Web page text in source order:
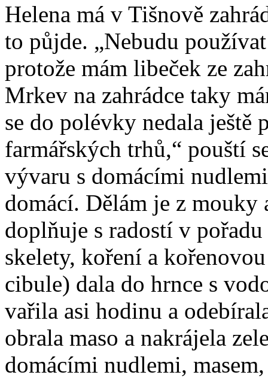
Helena má v Tišnově
to půjde. „Nebudu
protože mám libeček ze
Mrkev na zahrádce taky
se do polévky nedala ještě
farmářských trhů,“ pouští
vývaru s domácími
domácí. Dělám je z
doplňuje s radostí v
skelety, koření a
cibule) dala do hrnce s
vařila asi hodinu a
obrala maso a nakrájela
domácími nudlemi,